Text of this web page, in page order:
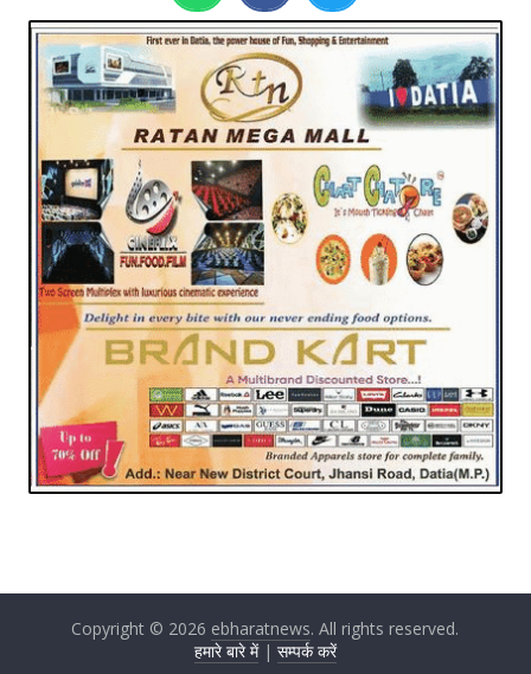
Copyright © 2026 ebharatnews. All rights reserved.
हमारे बारे में| सम्पर्क करें